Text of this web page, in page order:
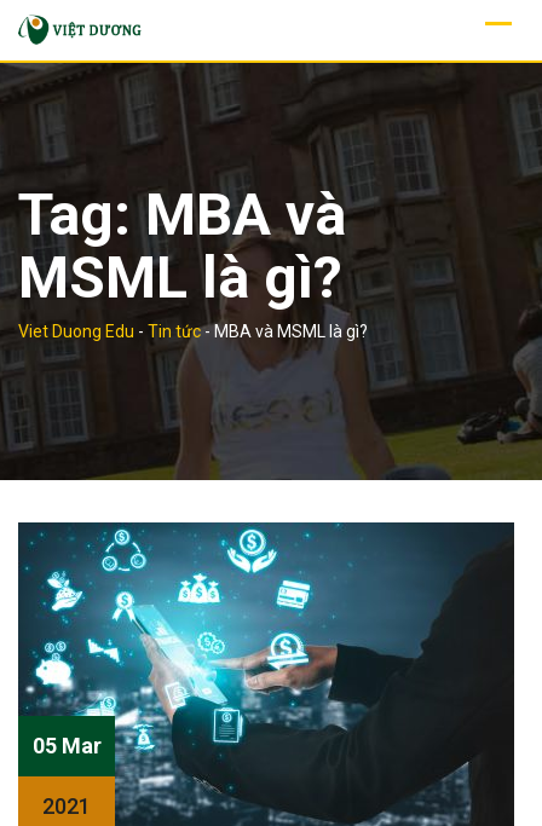
Skip
content
Tag:MBA và
MSML là gì?
Viet Duong Edu - Tin tức- MBA và MSML là gì?
05 Mar
2021